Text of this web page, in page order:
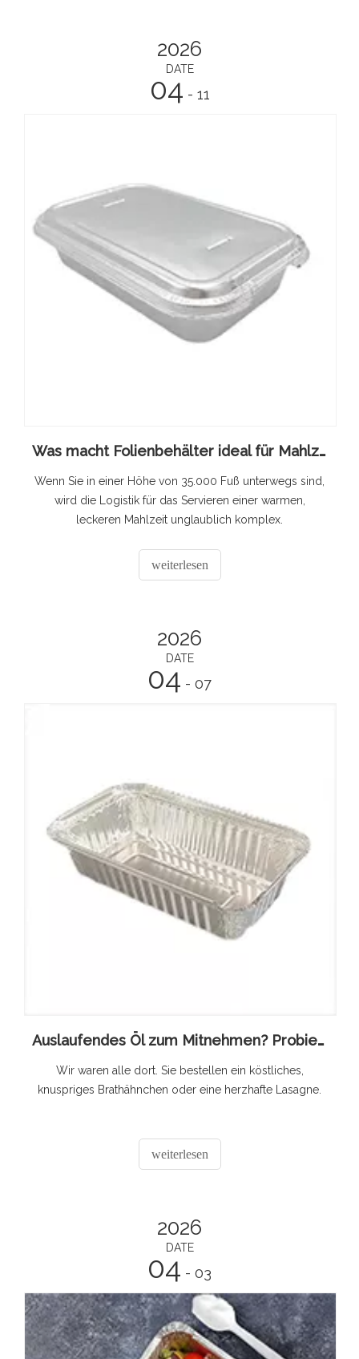
2026
DATE
04 - 11
Was macht Folienbehälter ideal für Mahlzeiten im Flugzeug?
Wenn Sie in einer Höhe von 35.000 Fuß unterwegs sind,
wird die Logistik für das Servieren einer warmen,
leckeren Mahlzeit unglaublich komplex.
weiterlesen
2026
DATE
04 - 07
Auslaufendes Öl zum Mitnehmen? Probieren Sie diesen Folienbehälter
Wir waren alle dort. Sie bestellen ein köstliches,
knuspriges Brathähnchen oder eine herzhafte Lasagne.
weiterlesen
2026
DATE
04 - 03